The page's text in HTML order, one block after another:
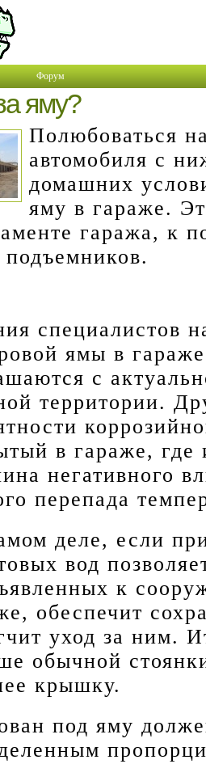
Форум
яму?
Полюбоваться
автомобиля с
домашних
яму в гараже.
гаража, к
специалистов
ямы в
с
территории.
в гараже, где
негативного
перепада
деле, если
вод
к
обеспечит
уход за ним.
обычной
крышку.
под яму